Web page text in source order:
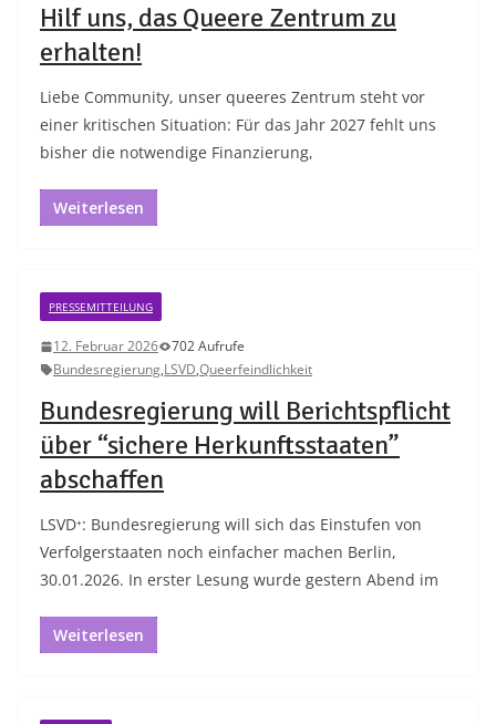
Hilf uns, das Queere Zentrum zu
erhalten!
Liebe Community, unser queeres Zentrum steht vor
einer kritischen Situation: Für das Jahr 2027 fehlt uns
bisher die notwendige Finanzierung,
Weiterlesen
PRESSEMITTEILUNG
12. Februar 2026
702 Aufrufe
Bundesregierung,LSVD,Queerfeindlichkeit
Bundesregierung will Berichtspflicht
über “sichere Herkunftsstaaten”
abschaffen
LSVD⁺: Bundesregierung will sich das Einstufen von
Verfolgerstaaten noch einfacher machen Berlin,
30.01.2026. In erster Lesung wurde gestern Abend im
Weiterlesen